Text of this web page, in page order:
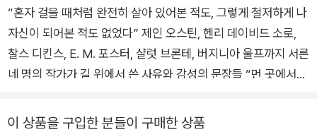
“혼자 걸을 때처럼 완전히 살아 있어본 적도, 그렇게 철저하게 나
자신이 되어본 적도 없었다” 제인 오스틴, 헨리 데이비드 소로,
찰스 디킨스, E. M. 포스터, 샬럿 브론테, 버지니아 울프까지 서른
네 명의 작가가 길 위에서 쓴 사유와 감성의 문장들 “먼 곳에서
거움》은 그들의 건강하고 온화한 발소리를 담은 책이다. 인생이
이 상품을 구입한 분들이 구매한 상품